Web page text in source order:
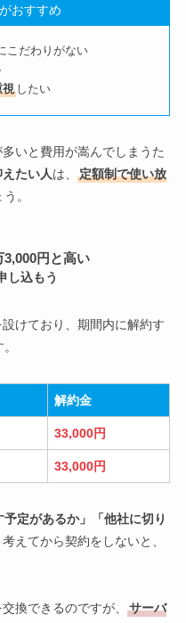
おすすめ
こだわりがない
視 したい
いと費用が嵩んでしまうた
たい人は、
定額制で使い放
。
3,000円と高い
し込もう
けており、期間内に解約す
解約金
33,000円
33,000円
定があるか」「他社に切り
えてから契約をしないと、
換できるのですが、 サーバ